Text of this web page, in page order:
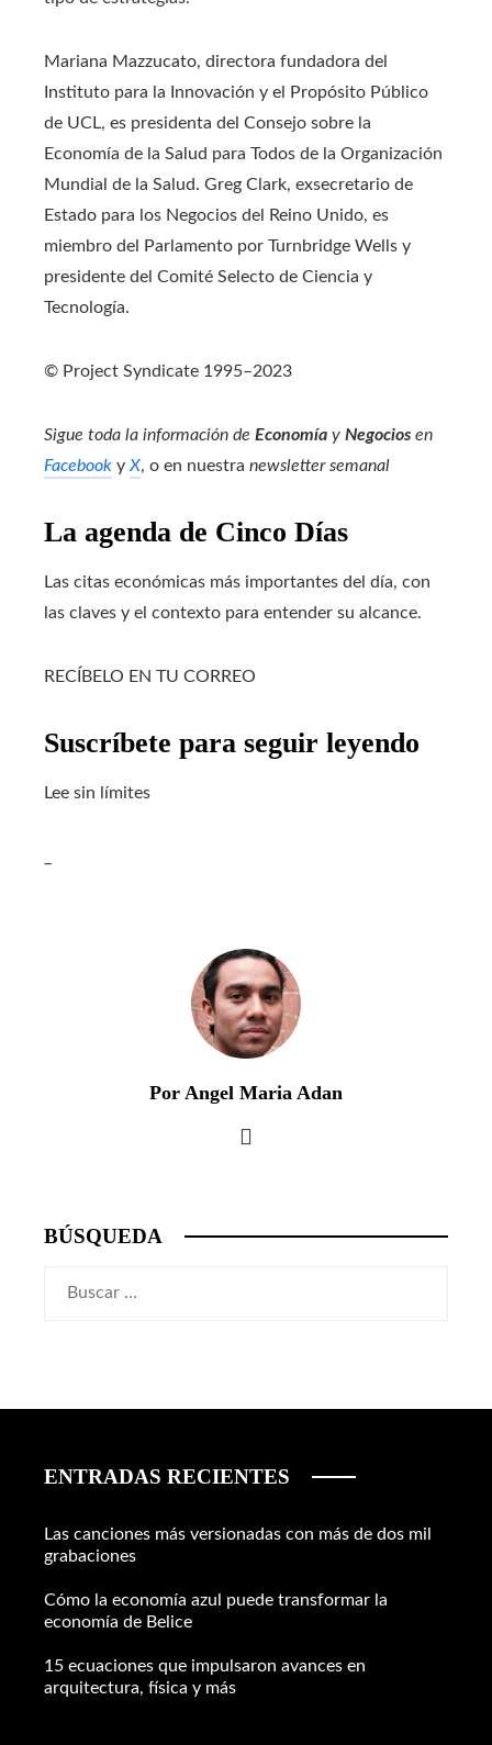
Mariana Mazzucato, directora fundadora del
Instituto para la Innovación y el Propósito Público
de UCL, es presidenta del Consejo sobre la
Economía de la Salud para Todos de la Organización
Mundial de la Salud. Greg Clark, exsecretario de
Estado para los Negocios del Reino Unido, es
miembro del Parlamento por Turnbridge Wells y
presidente del Comité Selecto de Ciencia y
Tecnología.
© Project Syndicate 1995–2023
Sigue toda la información de Economía y Negocios en
Facebook y X, o en nuestra newsletter semanal
La agenda de Cinco Días
Las citas económicas más importantes del día, con
las claves y el contexto para entender su alcance.
RECÍBELO EN TU CORREO
Suscríbete para seguir leyendo
Lee sin límites
Por Angel Maria Adan
BÚSQUEDA
ENTRADAS RECIENTES
Las canciones más versionadas con más de dos mil
grabaciones
Cómo la economía azul puede transformar la
economía de Belice
15 ecuaciones que impulsaron avances en
arquitectura, física y más